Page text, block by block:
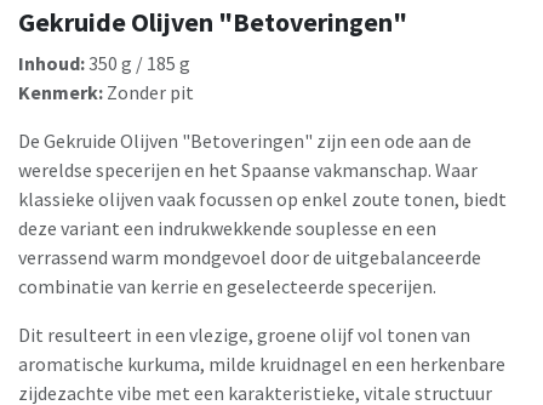
Gekruide Olijven "Betoveringen"
Inhoud:350 g / 185 g
Kenmerk: Zonder pit
De Gekruide Olijven "Betoveringen" zijn een ode aan de
wereldse specerijen en het Spaanse vakmanschap. Waar
klassieke olijven vaak focussen op enkel zoute tonen, biedt
deze variant een indrukwekkende souplesse en een
verrassend warm mondgevoel door de uitgebalanceerde
combinatie van kerrie en geselecteerde specerijen.
Dit resulteert in een vlezige, groene olijf vol tonen van
aromatische kurkuma, milde kruidnagel en een herkenbare
zijdezachte vibe met een karakteristieke, vitale structuur